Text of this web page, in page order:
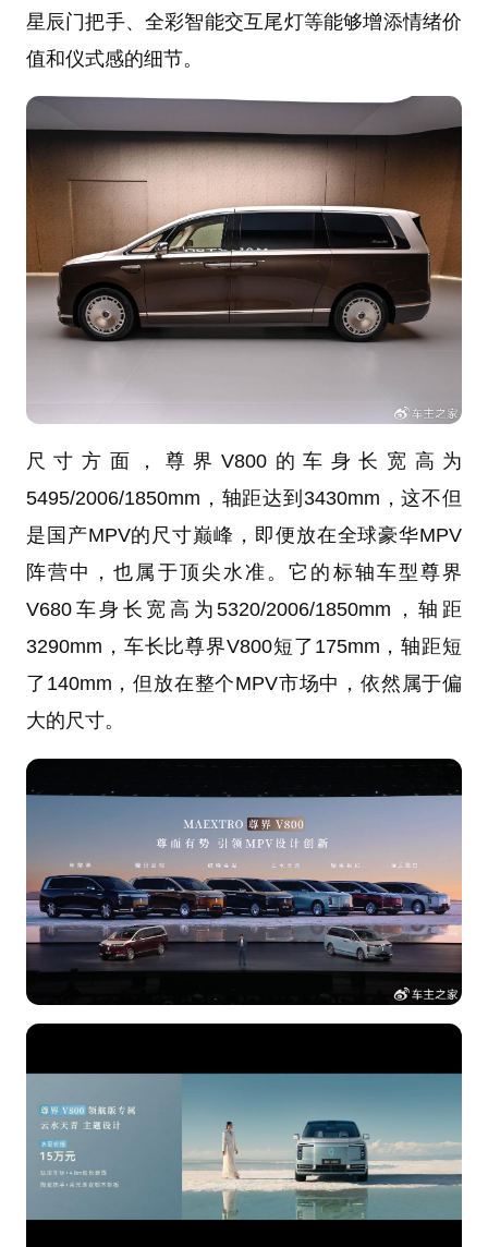
星辰门把手、全彩智能交互尾灯等能够增添情绪价
值和仪式感的细节。
尺寸方面，尊界V800的车身长宽高为
5495/2006/1850mm，轴距达到3430mm，这不但
是国产MPV的尺寸巅峰，即便放在全球豪华MPV
阵营中，也属于顶尖水准。它的标轴车型尊界
V680车身长宽高为5320/2006/1850mm，轴距
3290mm，车长比尊界V800短了175mm，轴距短
了140mm，但放在整个MPV市场中，依然属于偏
大的尺寸。